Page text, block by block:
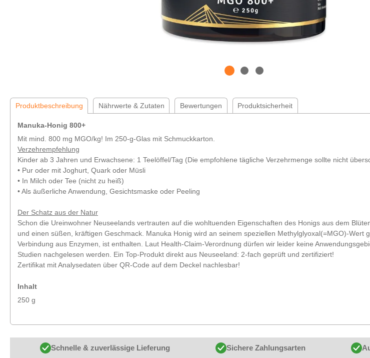
Produktbeschreibung Nährwerte & Zutaten Bewertungen Produktsicherheit
Manuka-Honig 800+
Mit mind. 800 mg MGO/kg! Im 250-g-Glas mit Schmuckkarton.
Verzehrempfehlung
Kinder ab 3 Jahren und Erwachsene: 1 Teelöffel/Tag (Die empfohlene tägliche Verzehrmenge sollte nicht
• Pur oder mit Joghurt, Quark oder Müsli
• In Milch oder Tee (nicht zu heiß)
• Als äußerliche Anwendung, Gesichtsmaske oder Peeling
Der Schatz aus der Natur
Schon die Ureinwohner Neuseelands vertrauten auf die wohltuenden Eigenschaften des Honigs aus dem
und einen süßen, kräftigen Geschmack. Manuka Honig wird an seinem speziellen Methylglyoxal(=MGO)-
Verbindung aus Enzymen, ist enthalten. Laut Health-Claim-Verordnung dürfen wir leider keine
Studien nachgelesen werden. Ein Top-Produkt direkt aus Neuseeland: 2-fach geprüft und zertifiziert!
Zertifikat mit Analysedaten über QR-Code auf dem Deckel nachlesbar!
Inhalt
250 g
Schnelle & zuverlässige Lieferung Sichere Zahlungsarten